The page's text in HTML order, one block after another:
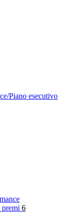
Piano esecutivo
premi 6